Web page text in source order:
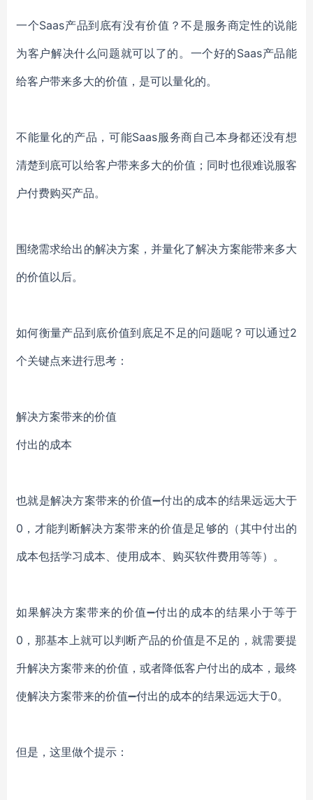
一个Saas产品到底有没有价值？不是服务商定性的说能
为客户解决什么问题就可以了的。一个好的Saas产品能
给客户带来多大的价值，是可以量化的。
不能量化的产品，可能Saas服务商自己本身都还没有想
清楚到底可以给客户带来多大的价值；同时也很难说服客
户付费购买产品。
围绕需求给出的解决方案，并量化了解决方案能带来多大
的价值以后。
如何衡量产品到底价值到底足不足的问题呢？可以通过2
个关键点来进行思考：
解决方案带来的价值
付出的成本
也就是解决方案带来的价值➖付出的成本的结果远远大于
0，才能判断解决方案带来的价值是足够的（其中付出的
成本包括学习成本、使用成本、购买软件费用等等）。
如果解决方案带来的价值➖付出的成本的结果小于等于
0，那基本上就可以判断产品的价值是不足的，就需要提
升解决方案带来的价值，或者降低客户付出的成本，最终
使解决方案带来的价值➖付出的成本的结果远远大于0。
但是，这里做个提示：